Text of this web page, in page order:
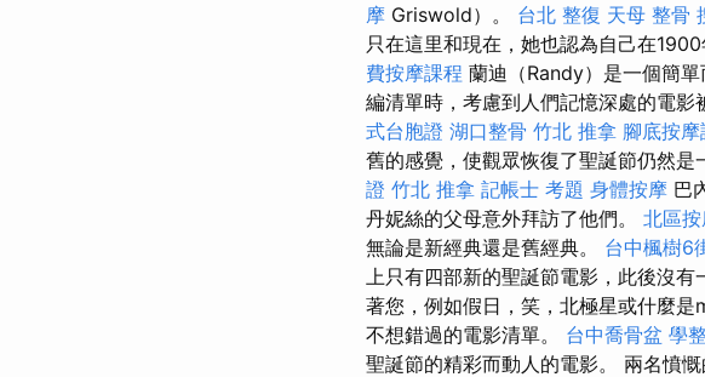
摩 Griswold）。 台北 整復 天母 整骨
只在這里和現在，她也認為自己在1900
費按摩課程 蘭迪（Randy）是一個簡
編清單時，考慮到人們記憶深處的電影
式台胞證 湖口整骨 竹北 推拿 腳底按摩
舊的感覺，使觀眾恢復了聖誕節仍然是
證 竹北 推拿 記帳士 考題 身體按摩 巴
丹妮絲的父母意外拜訪了他們。 北區
無論是新經典還是舊經典。 台中楓樹6
上只有四部新的聖誕節電影，此後沒有
著您，例如假日，笑，北極星或什麼是
不想錯過的電影清單。 台中喬骨盆 學
聖誕節的精彩而動人的電影。 兩名憤